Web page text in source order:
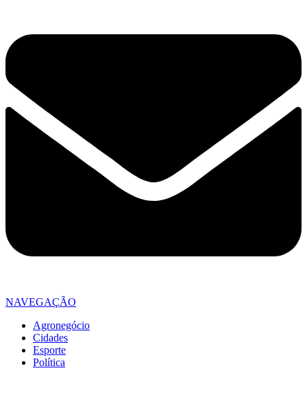
NAVEGAÇÃO
Agronegócio
Cidades
Esporte
Política